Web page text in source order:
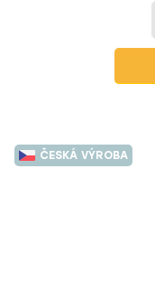
ČESKÁ VÝROBA